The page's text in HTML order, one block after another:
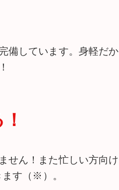
備しています。身軽だか
せん！また忙しい方向け
す（※）。